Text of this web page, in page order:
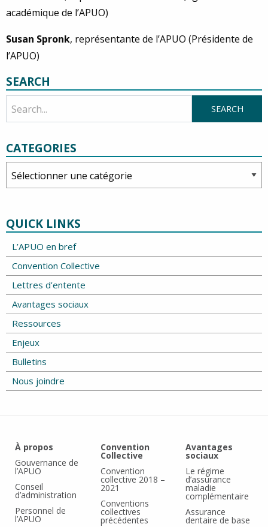
académique de l’APUO)
Susan Spronk, représentante de l’APUO (Présidente de
l’APUO)
SEARCH
CATEGORIES
QUICK LINKS
L’APUO en bref
Convention Collective
Lettres d’entente
Avantages sociaux
Ressources
Enjeux
Bulletins
Nous joindre
À propos
Gouvernance de
l’APUO
Conseil
d’administration
Personnel de
l’APUO
Convention
Collective
Convention
collective 2018 –
2021
Conventions
collectives
précédentes
Avantages
sociaux
Le régime
d’assurance
maladie
complémentaire
Assurance
dentaire de base